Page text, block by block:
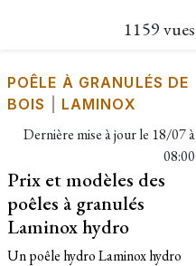
1159 vues
POÊLE À GRANULÉS DE
BOIS
LAMINOX
Dernière mise à jour le 18/07 à
08:00
Prix et modèles des
poêles à granulés
Laminox hydro
Un poêle hydro Laminox hydro